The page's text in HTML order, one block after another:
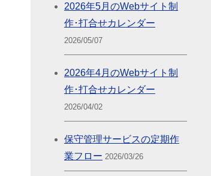
2026年5月のWebサイト制
作･打合せカレンダー
2026/05/07
2026年4月のWebサイト制
作･打合せカレンダー
2026/04/02
保守管理サービスの定期作
業フロー 2026/03/26